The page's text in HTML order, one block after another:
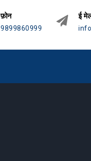
फ़ोन
9899860999
ई